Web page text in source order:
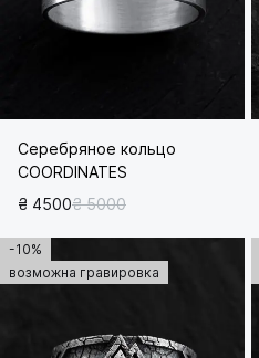
Серебряное кольцо
COORDINATES
₴ 4500₴ 5000
-10%
возможна гравировка